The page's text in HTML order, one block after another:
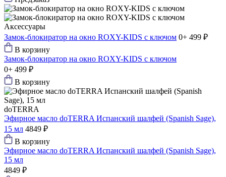
Аксессуары
Замок-блокиратор на окно ROXY-KIDS c ключом 0+ 499 ₽
В корзину
Замок-блокиратор на окно ROXY-KIDS c ключом
0+ 499 ₽
В корзину
doTERRA
Эфирное масло doTERRA Испанский шалфей (Spanish Sage),
15 мл 4849 ₽
В корзину
Эфирное масло doTERRA Испанский шалфей (Spanish Sage),
15 мл
4849 ₽